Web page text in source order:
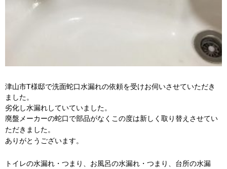
津山市T様邸で洗面蛇口水漏れの依頼を受けお伺いさせていただき
ました。
劣化し水漏れしていていました。
廃盤メーカーの蛇口で部品がなくこの度は新しく取り替えさせてい
ただきました。
ありがとうございます。
トイレの水漏れ・つまり、お風呂の水漏れ・つまり、台所の水漏